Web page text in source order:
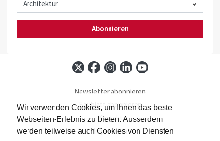
Wir verwenden Cookies, um Ihnen das beste
Webseiten-Erlebnis zu bieten. Ausserdem
werden teilweise auch Cookies von Diensten
Abonnieren
Newsletter abonnieren
Baublatt abonnieren
Kontakt
Impressum